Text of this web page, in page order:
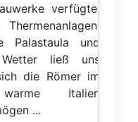
verfügte:
Palastaula und
ließ uns
die Römer im
Italien
...